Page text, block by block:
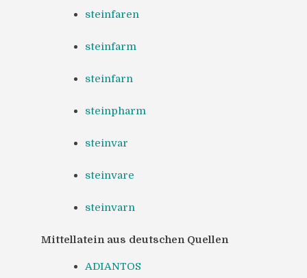
steinfaren
steinfarm
steinfarn
steinpharm
steinvar
steinvare
steinvarn
Mittellatein aus deutschen Quellen
ADIANTOS